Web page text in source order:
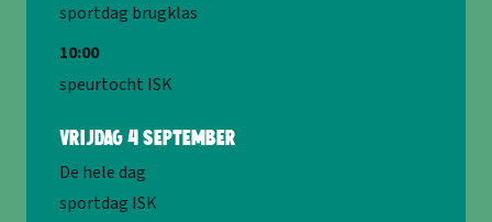
sportdag brugklas
10:00
speurtocht ISK
vrijdag 4 september
De hele dag
sportdag ISK